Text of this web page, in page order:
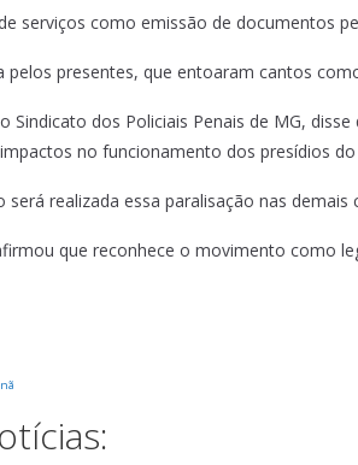
serviços como emissão de documentos
presentes, que entoaram cantos
Sindicato dos Policiais Penais de MG,
no funcionamento dos presídios do
realizada essa paralisação nas demais
que reconhece o movimento como